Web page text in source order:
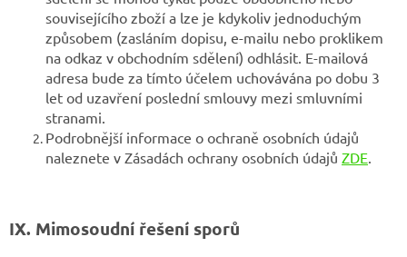
souvisejícího zboží a lze je kdykoliv jednoduchým
způsobem (zasláním dopisu, e-mailu nebo proklikem
na odkaz v obchodním sdělení) odhlásit. E-mailová
adresa bude za tímto účelem uchovávána po dobu 3
let od uzavření poslední smlouvy mezi smluvními
stranami.
Podrobnější informace o ochraně osobních údajů
naleznete v Zásadách ochrany osobních údajů ZDE.
IX. Mimosoudní řešení sporů